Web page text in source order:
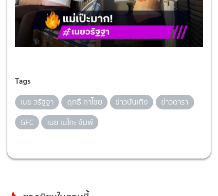
Tags
เนย วรัฐฐา ฤทธิ์ กาไชย ข่าวบันเทิง
ข่าวดารา
GFC
เนย เนโกะ จัมพ์